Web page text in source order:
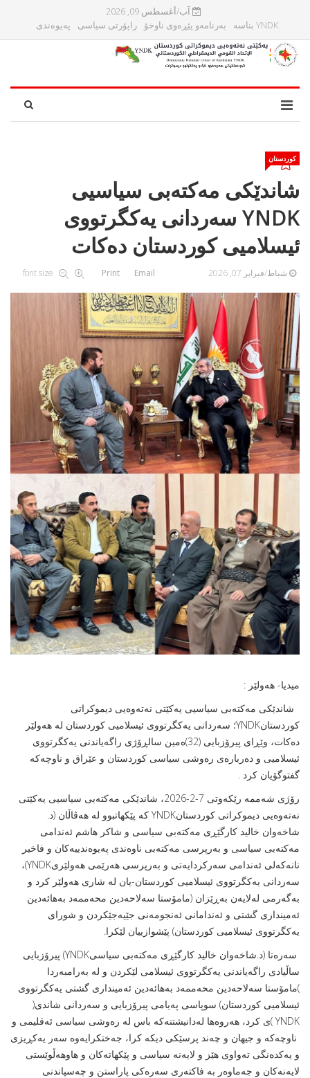
آب/أغسطس 09, 2026
YNDK بناسه‌
بەرنامەو پێڕەوی ناوخۆ راپۆرتی سیاسی پەیوەندی
کوردستان
شاندێكی مه‌كته‌بی سیاسیی
YNDK سه‌ردانی یه‌كگرتووی
ئیسلامیی كوردستان ده‌كات
شباط/فبراير 07, 2026 font size Print Email
میدیا- هه‌ولێر :
شاندێكی مه‌كته‌بی سیاسیی یه‌كێتی نه‌ته‌وه‌یی دیموكراتی
كوردستانYNDK؛ سه‌ردانی یه‌كگرتووی ئیسلامیی كوردستان له ‌هه‌ولێر
ده‌كات، وێڕاى پيرۆزبايى (32)ه‌مين سالڕۆژى راگه‌ياندنى يه‌كگرتووى
ئيسلاميى و ده‌رباره‌ى رەوشی سیاسی كوردستان و عێراق و ناوچه‌كه‌
گفتوگۆیان كرد .
رۆژی شەممە رێكه‌وتی 7-2-2026، شاندێكی مه‌كته‌بی سیاسیی یەكێتی
نەتەوەیی دیموكراتی كوردستانYNDK كە پێكهاتبوو لە هەڤاڵان (د.
شاخەوان خالید کارگێڕى مەکتەبى سیاسى و شاکر هاشم ئه‌ندامی
مه‌كته‌بی سیاسی و به‌رپرسی مه‌كته‌بی ناوه‌ندی په‌یوه‌ندییه‌كان و فاخیر
نانه‌كه‌لی ئه‌ندامی سه‌ركردایه‌تی و به‌رپرسی هه‌رێمی هه‌ولێرىYNDK)،
سەردانی یه‌كگرتووی ئیسلامیی كوردستان-یان لە شاری هەولێر كرد و
بەگەرمی لەلایەن بەڕێزان (مامۆستا سه‌لاحه‌دين محه‌ممه‌د به‌هائه‌دين
ئه‌ميندارى گشتى و ئه‌ندامانى ئه‌نجومه‌نى جێيه‌جێكردن و شوراى
يه‌كگرتووى ئيسلاميى كوردستان) پێشوازییان لێكرا.
سه‌ره‌تا (د.شاخه‌وان خاليد کارگێڕى مەکتەبى سیاسىYNDK) پيرۆزبايى
ساڵيادى راگه‌ياندنى يه‌كگرتووى ئيسلامى لێكردن و له‌ به‌رامبه‌ردا
)مامۆستا سه‌لاحه‌دين محه‌ممه‌د به‌هائه‌دين ئه‌ميندارى گشتى یه‌كگرتووی
ئیسلاميی كوردستان) سوپاسى په‌يامى پيرۆزبايى و سه‌ردانى شاندى(
YNDK )ى كرد، هه‌روه‌ها له‌دانيشتنه‌كه‌ باس لە رەوشی سیاسی ئه‌قليمى و
ناوچەكە و جیهان و چەند پرسێکى دیکە كرا، جەختكرایەوە سەر یەكڕیزی
و یەكدەنگی تەواوی هێز و لایەنە سیاسى و پێكهاتەكان و هاوهەڵوێستی
لایه‌نه‌كان و جه‌ماوه‌ر بە فاكتەری سەرەكی پاراستن و چەسپاندنی